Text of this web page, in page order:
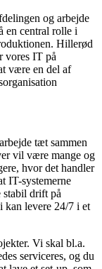
og arbejde
en central rolle i
Hillerød
vores IT på
være en del af
tæt sammen
vil være mange og
hvor det handler
IT-systemerne
drift på
kan levere 24/7 i et
Vi skal bl.a.
serviceres, og du